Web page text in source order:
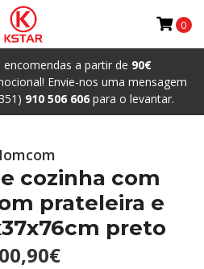
encomendas a partir de 90€
Envie-nos uma mensagem
910 506 606para o levantar.
0
cozinha com
prateleira e
preto